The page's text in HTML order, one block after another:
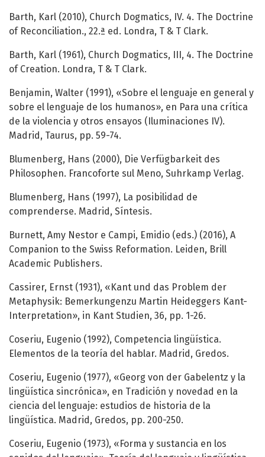
Barth, Karl (2010), Church Dogmatics, IV. 4. The Doctrine
of Reconciliation., 22.ª ed. Londra, T & T Clark.
Barth, Karl (1961), Church Dogmatics, III, 4. The Doctrine
of Creation. Londra, T & T Clark.
Benjamin, Walter (1991), «Sobre el lenguaje en general y
sobre el lenguaje de los humanos», en Para una crítica
de la violencia y otros ensayos (Iluminaciones IV).
Madrid, Taurus, pp. 59-74.
Blumenberg, Hans (2000), Die Verfügbarkeit des
Philosophen. Francoforte sul Meno, Suhrkamp Verlag.
Blumenberg, Hans (1997), La posibilidad de
comprenderse. Madrid, Síntesis.
Burnett, Amy Nestor e Campi, Emidio (eds.) (2016), A
Companion to the Swiss Reformation. Leiden, Brill
Academic Publishers.
Cassirer, Ernst (1931), «Kant und das Problem der
Metaphysik: Bemerkungenzu Martin Heideggers Kant-
Interpretation», in Kant Studien, 36, pp. 1-26.
Coseriu, Eugenio (1992), Competencia lingüística.
Elementos de la teoría del hablar. Madrid, Gredos.
Coseriu, Eugenio (1977), «Georg von der Gabelentz y la
lingüística sincrónica», en Tradición y novedad en la
ciencia del lenguaje: estudios de historia de la
lingüística. Madrid, Gredos, pp. 200-250.
Coseriu, Eugenio (1973), «Forma y sustancia en los